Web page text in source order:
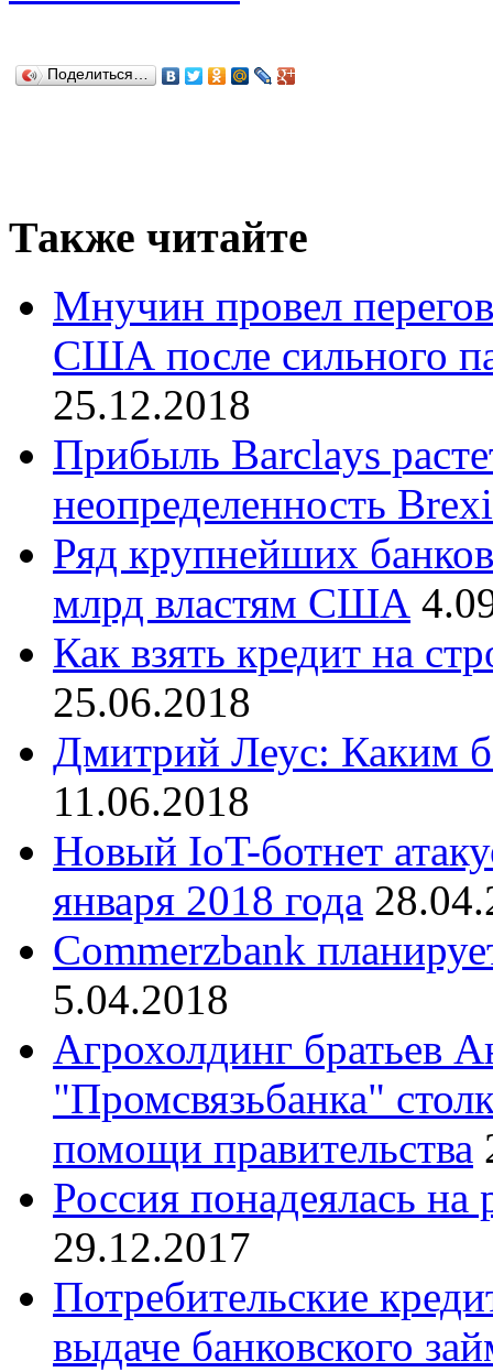
Поделиться…
Также читайте
Мнучин провел
США после сильного
25.12.2018
Прибыль Barclays
неопределенность
Ряд крупнейших
млрд властям США
Как взять кредит на
25.06.2018
Дмитрий Леус: Каким
11.06.2018
Новый IoT-ботнет
января 2018 года
Commerzbank
5.04.2018
Агрохолдинг братьев
"Промсвязьбанка"
помощи правительства
Россия понадеялась
29.12.2017
Потребительские
выдаче банковского